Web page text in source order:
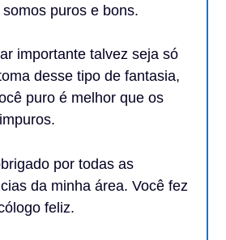
puros e bons.
importante talvez seja só
desse tipo de fantasia,
puro é melhor que os
por todas as
da minha área. Você fez
feliz.